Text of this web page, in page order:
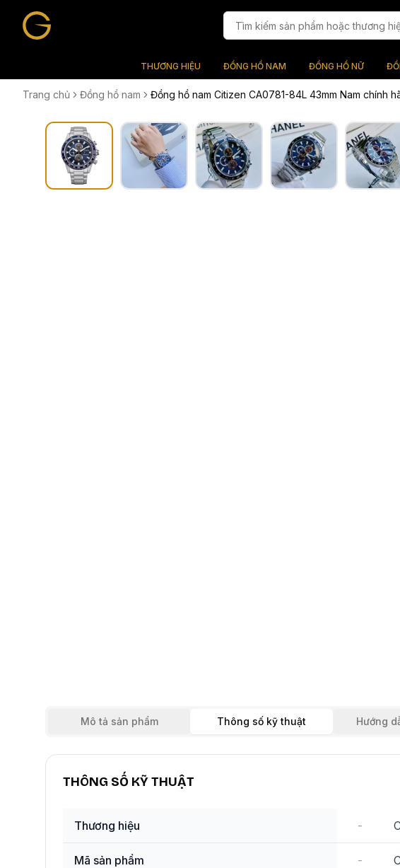
THƯƠNG HIỆU ĐỒNG HỒ NAM ĐỒNG HỒ NỮ
Trang chủ Đồng hồ nam Đồng hồ nam Citizen CA0781-84L 43mm Nam chính
Mô tả sản phẩm Thông số kỹ thuật Hướng
THÔNG SỐ KỸ THUẬT
Thương hiệu -
Mã sản phẩm -